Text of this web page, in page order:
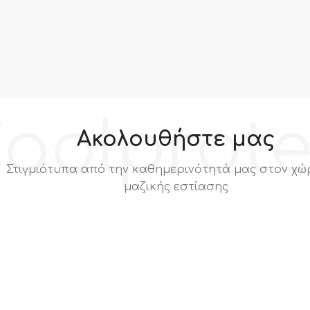
Ακολουθήστε μας
Στιγμιότυπα από την καθημερινότητά μας στον
μαζικής εστίασης